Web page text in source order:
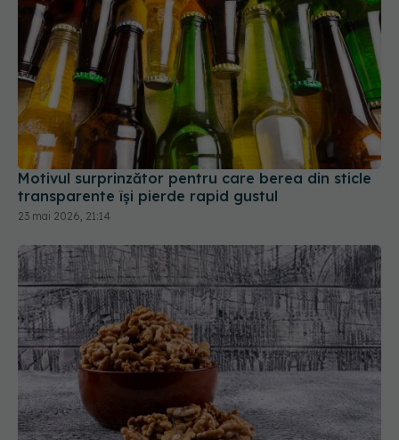
Motivul surprinzător pentru care berea din sticle
transparente își pierde rapid gustul
23 mai 2026, 21:14